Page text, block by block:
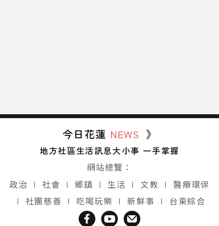
今日花蓮 NEWS 》
地方社區生活訊息大小事 一手掌握
網站總覽：
政治 ∣ 社會 ∣ 鄉鎮 ∣ 生活 ∣ 文教 ∣
醫療環保
∣ 社團慈善 ∣ 吃喝玩樂 ∣ 新鮮事 ∣ 台東綜合